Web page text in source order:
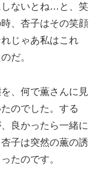
しないとね…と、笑
、杏子はその笑顔
じゃあ私はこれ
だ。
、何で薫さんに見
のでした。する
良かったら一緒に
子は突然の薫の誘
たのです。